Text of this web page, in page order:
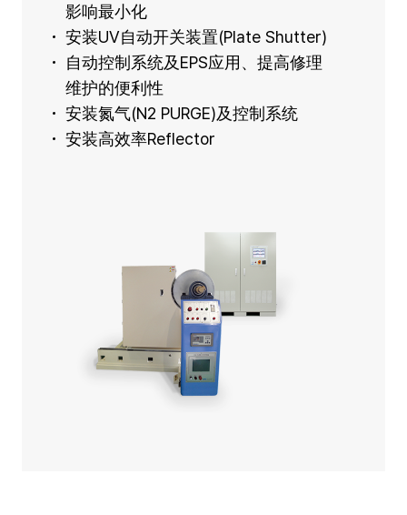
影响最小化
安装UV自动开关装置(Plate Shutter)
自动控制系统及EPS应用、提高修理
维护的便利性
安装氮气(N2 PURGE)及控制系统
安装高效率Reflector